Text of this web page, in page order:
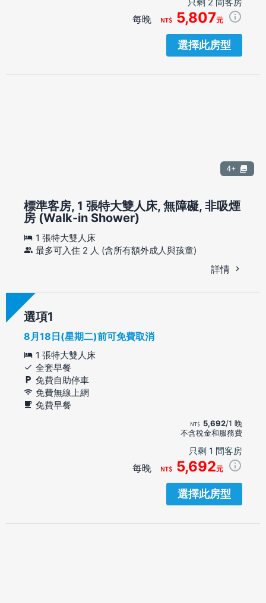
每晚 5,807元
選擇此房型
4+
標準客房, 1 張特大雙人床, 無障礙, 非吸煙
房 (Walk-in Shower)
1 張特大雙人床
最多可入住 2 人 (含所有額外成人與孩童)
詳情
選項
8月18日(星期二)前可免費取消
1 張特大雙人床
全套早餐
免費自助停車
免費無線上網
免費早餐
5,692/1 晚
不含稅金和服務費
只剩 1 間客房
每晚 5,692元
選擇此房型